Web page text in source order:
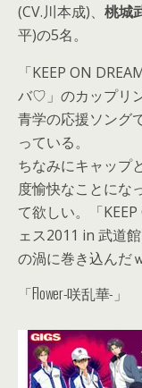
(CV.川本成)、 桃城
平)の5名。
「KEEP ON
バ♡」のカップリン
青学の応援ソング
っている。
ちなみにキャップ
度愉快なことにな
て欲しい。「
ェス2011 in 武道
の渦に巻き込んだ
「Flower-咲乱華-」